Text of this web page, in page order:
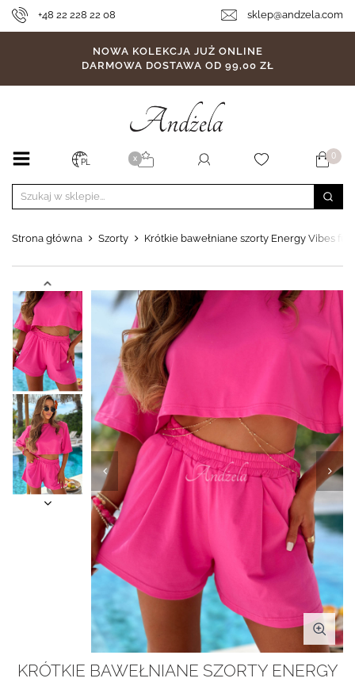
+48 22 228 22 08 sklep@andzela.com
NOWA KOLEKCJA JUŻ ONLINE
DARMOWA DOSTAWA OD 99,00 ZŁ
PL X 0
Strona główna Szorty Krótkie bawełniane szorty Energy Vibes
KRÓTKIE BAWEŁNIANE SZORTY ENERGY